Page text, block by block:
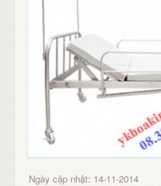
Ngày cập nhật: 14-11-2014